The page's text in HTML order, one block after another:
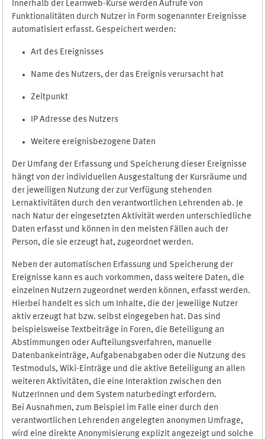
Innerhalb der Learnweb-Kurse werden Aufrufe von
Funktionalitäten durch Nutzer in Form sogenannter Ereignisse
automatisiert erfasst. Gespeichert werden:
Art des Ereignisses
Name des Nutzers, der das Ereignis verursacht hat
Zeitpunkt
IP Adresse des Nutzers
Weitere ereignisbezogene Daten
Der Umfang der Erfassung und Speicherung dieser Ereignisse
hängt von der individuellen Ausgestaltung der Kursräume und
der jeweiligen Nutzung der zur Verfügung stehenden
Lernaktivitäten durch den verantwortlichen Lehrenden ab. Je
nach Natur der eingesetzten Aktivität werden unterschiedliche
Daten erfasst und können in den meisten Fällen auch der
Person, die sie erzeugt hat, zugeordnet werden.
Neben der automatischen Erfassung und Speicherung der
Ereignisse kann es auch vorkommen, dass weitere Daten, die
einzelnen Nutzern zugeordnet werden können, erfasst werden.
Hierbei handelt es sich um Inhalte, die der jeweilige Nutzer
aktiv erzeugt hat bzw. selbst eingegeben hat. Das sind
beispielsweise Textbeiträge in Foren, die Beteiligung an
Abstimmungen oder Aufteilungsverfahren, manuelle
Datenbankeinträge, Aufgabenabgaben oder die Nutzung des
Testmoduls, Wiki-Einträge und die aktive Beteiligung an allen
weiteren Aktivitäten, die eine Interaktion zwischen den
NutzerInnen und dem System naturbedingt erfordern.
Bei Ausnahmen, zum Beispiel im Falle einer durch den
verantwortlichen Lehrenden angelegten anonymen Umfrage,
wird eine direkte Anonymisierung explizit angezeigt und solche